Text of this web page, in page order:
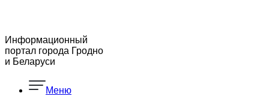
Информационный
портал города Гродно
и Беларуси
Меню